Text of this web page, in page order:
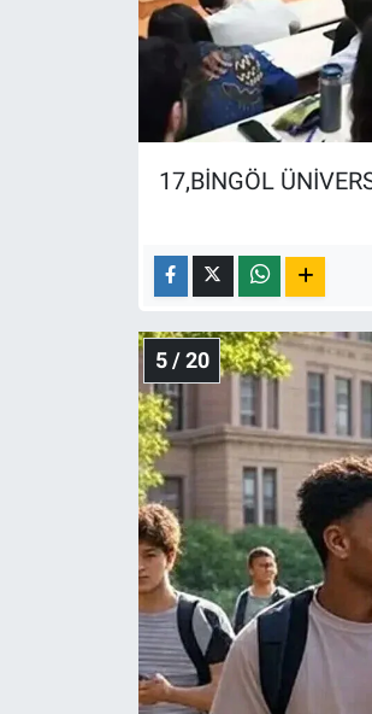
17,BİNGÖL
5 / 20